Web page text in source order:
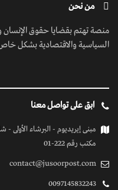
من نحن
منصة تهتم بقضايا حقوق الإنسان
السياسية والاقتصادية بشكل
ابق على تواصل معنا
مبنى إيريديوم - البرشاء الأولى -
مكتب رقم 222-01
contact@jusoorpost.com
0097145832243